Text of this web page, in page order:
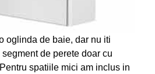
oglinda de baie, dar nu iti
de perete doar cu
spatiile mici am inclus in